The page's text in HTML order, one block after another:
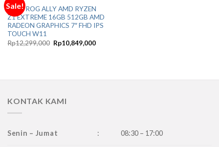
Sale!
Wishlist
ASUS ROG ALLY AMD RYZEN
Z1 EXTREME 16GB 512GB AMD
RADEON GRAPHICS 7″ FHD IPS
TOUCH W11
Rp12,299,000 Original
price
Rp10,849,000Current
KONTAK KAMI
Senin – Jumat : 08:30 – 17:00